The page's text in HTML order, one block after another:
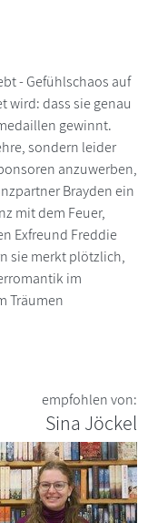
- Gefühlschaos auf
wird: dass sie genau
gewinnt.
sondern leider
anzuwerben,
Brayden ein
mit dem Feuer,
Exfreund Freddie
sie merkt plötzlich,
im
Träumen
empfohlen von:
Sina Jöckel